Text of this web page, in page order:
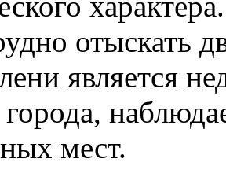
отыскать
является
мест.